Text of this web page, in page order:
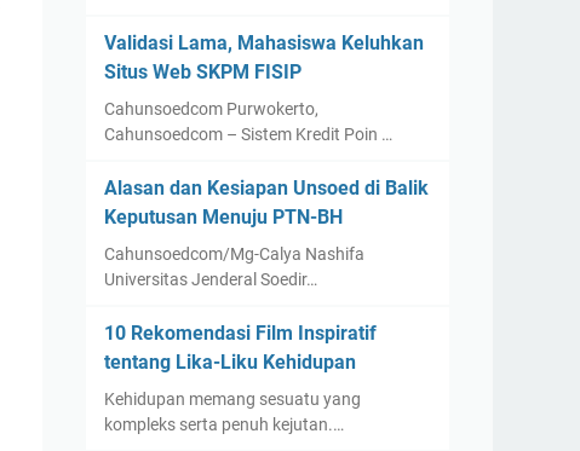
Validasi Lama, Mahasiswa Keluhkan
Situs Web SKPM FISIP
Cahunsoedcom Purwokerto,
Cahunsoedcom – Sistem Kredit Poin …
Alasan dan Kesiapan Unsoed di Balik
Keputusan Menuju PTN-BH
Cahunsoedcom/Mg-Calya Nashifa
Universitas Jenderal Soedir…
10 Rekomendasi Film Inspiratif
tentang Lika-Liku Kehidupan
Kehidupan memang sesuatu yang
kompleks serta penuh kejutan.…